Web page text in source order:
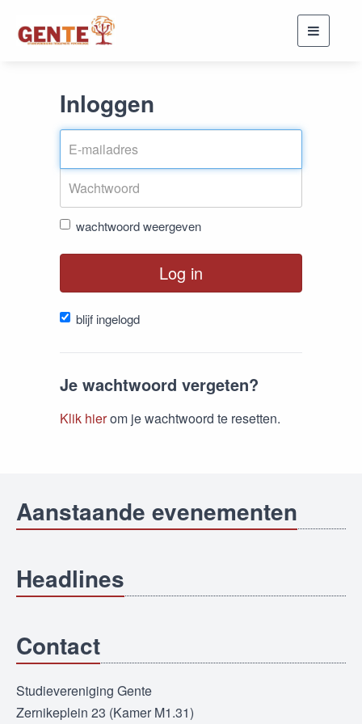
Toggle
Inloggen
wachtwoord weergeven
Log in
blijf ingelogd
Je wachtwoord vergeten?
Klik hierom je wachtwoord te resetten.
Aanstaande evenementen
Headlines
Contact
Studievereniging Gente
Zernikeplein 23 (Kamer M1.31)